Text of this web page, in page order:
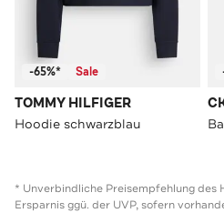
-65%* Sale
TOMMY HILFIGER
Hoodie schwarzblau
* Unverbindliche Preisempfehlung des
Ersparnis ggü. der UVP, sofern